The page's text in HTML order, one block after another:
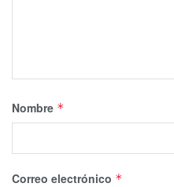
Nombre *
Correo electrónico *